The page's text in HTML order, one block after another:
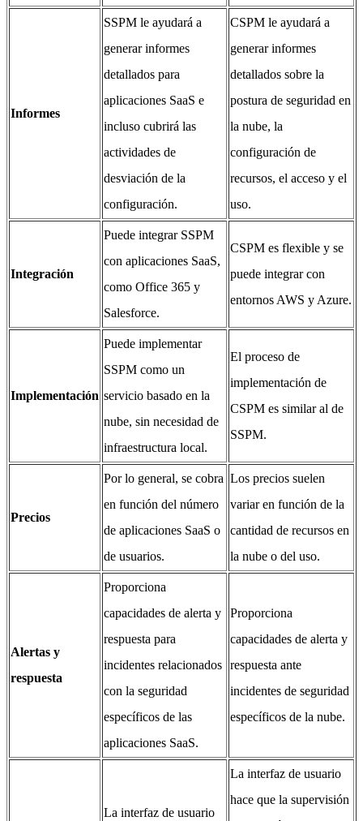
Informes
SSPM le ayudará a
generar informes
detallados para
aplicaciones SaaS e
incluso cubrirá las
actividades de
desviación de la
configuración.
CSPM le ayudará a
generar informes
detallados sobre la
postura de seguridad en
la nube, la
configuración de
recursos, el acceso y el
uso.
Integración
Puede integrar SSPM
con aplicaciones SaaS,
como Office 365 y
Salesforce.
CSPM es flexible y se
puede integrar con
entornos AWS y Azure.
Implementación
Puede implementar
SSPM como un
servicio basado en la
nube, sin necesidad de
infraestructura local.
El proceso de
implementación de
CSPM es similar al de
SSPM.
Precios
Por lo general, se cobra
en función del número
de aplicaciones SaaS o
de usuarios.
Los precios suelen
variar en función de la
cantidad de recursos en
la nube o del uso.
Alertas y
respuesta
Proporciona
capacidades de alerta y
respuesta para
incidentes relacionados
con la seguridad
específicos de las
aplicaciones SaaS.
Proporciona
capacidades de alerta y
respuesta ante
incidentes de seguridad
específicos de la nube.
La interfaz de usuario
La interfaz de usuario
hace que la supervisión